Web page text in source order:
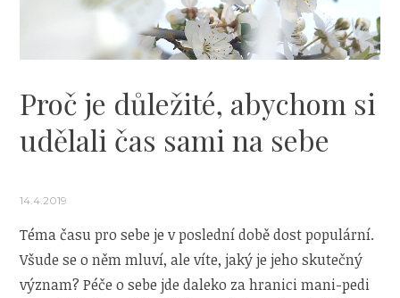
Proč je důležité, abychom si
udělali čas sami na sebe
14.4.2019
Téma času pro sebe je v poslední době dost populární.
Všude se o něm mluví, ale víte, jaký je jeho skutečný
význam? Péče o sebe jde daleko za hranici mani-pedi